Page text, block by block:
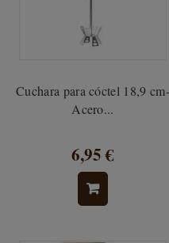
Cuchara para cóctel 18,9 cm-
Acero...
6,95 €